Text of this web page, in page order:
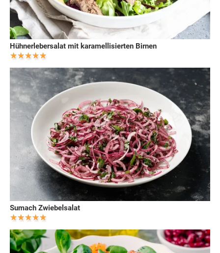
Hühnerlebersalat mit karamellisierten Birnen
Sumach Zwiebelsalat